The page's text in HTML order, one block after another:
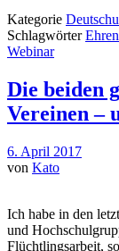
Kategorie
Schlagwörter
Webinar
Die beiden
Vereinen –
6. April 2017
von Kato
Ich habe in den
und
Flüchtlingsarbeit,